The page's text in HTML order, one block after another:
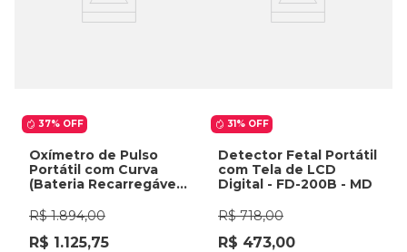
37% OFF
Oxímetro de Pulso
Portátil com Curva
(Bateria Recarregável
Medtech
R$ 1.894,00
R$ 1.125,75
31% OFF
Detector Fetal Portátil
com Tela de LCD
Digital - FD-200B - MD
R$ 718,00
R$ 473,00